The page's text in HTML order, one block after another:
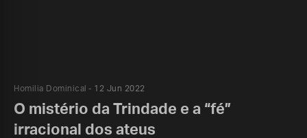
Homilia Dominical 12 Jun 2022
O mistério da Trindade e a “fé”
irracional dos ateus